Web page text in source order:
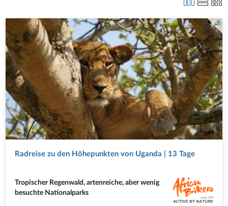
Radreise zu den Höhepunkten von Uganda | 13 Tage
Tropischer Regenwald, artenreiche, aber wenig
besuchte Nationalparks